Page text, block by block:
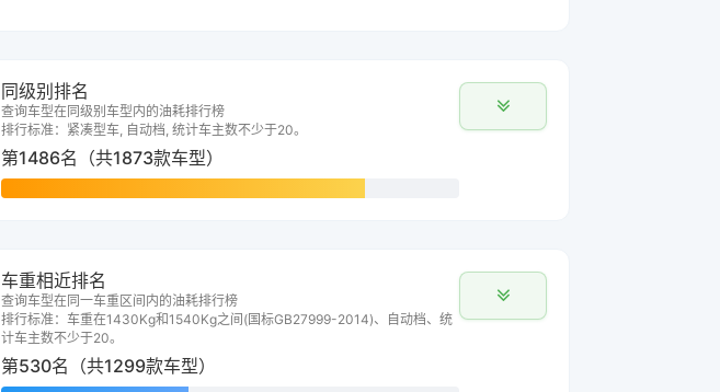
同级别排名
查询车型在同级别车型内的油耗排行榜
排行标准：紧凑型车, 自动档, 统计车主数不少于20。
第1486名（共1873款车型）
车重相近排名
查询车型在同一车重区间内的油耗排行榜
排行标准：车重在1430Kg和1540Kg之间(国标GB27999-2014)、自动档、统
计车主数不少于20。
第530名（共1299款车型）